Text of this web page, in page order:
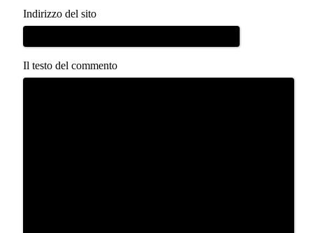
Indirizzo del sito
Il testo del commento